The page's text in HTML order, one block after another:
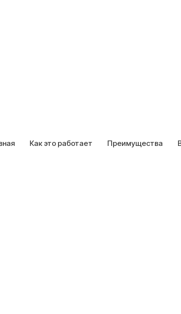
Как это работает Преимущества